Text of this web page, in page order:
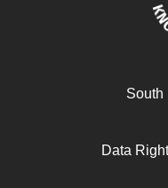
South
Data